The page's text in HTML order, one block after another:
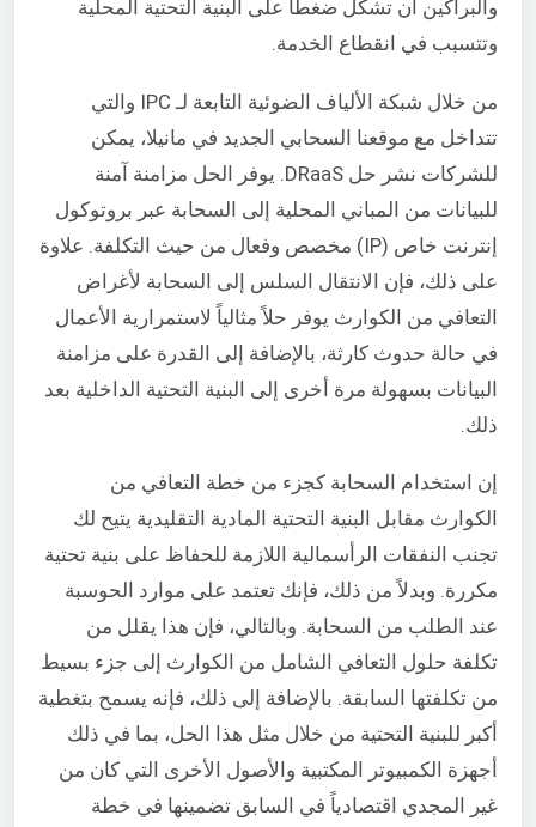
والبراكين أن تشكل ضغطاً على البنية التحتية المحلية
وتتسبب في انقطاع الخدمة.
من خلال شبكة الألياف الضوئية التابعة لـ IPC والتي
تتداخل مع موقعنا السحابي الجديد في مانيلا، يمكن
للشركات نشر حل DRaaS. يوفر الحل مزامنة آمنة
للبيانات من المباني المحلية إلى السحابة عبر بروتوكول
إنترنت خاص (IP) مخصص وفعال من حيث التكلفة. علاوة
على ذلك، فإن الانتقال السلس إلى السحابة لأغراض
التعافي من الكوارث يوفر حلاً مثالياً لاستمرارية الأعمال
في حالة حدوث كارثة، بالإضافة إلى القدرة على مزامنة
البيانات بسهولة مرة أخرى إلى البنية التحتية الداخلية بعد
ذلك.
إن استخدام السحابة كجزء من خطة التعافي من
الكوارث مقابل البنية التحتية المادية التقليدية يتيح لك
تجنب النفقات الرأسمالية اللازمة للحفاظ على بنية تحتية
مكررة. وبدلاً من ذلك، فإنك تعتمد على موارد الحوسبة
عند الطلب من السحابة. وبالتالي، فإن هذا يقلل من
تكلفة حلول التعافي الشامل من الكوارث إلى جزء بسيط
من تكلفتها السابقة. بالإضافة إلى ذلك، فإنه يسمح بتغطية
أكبر للبنية التحتية من خلال مثل هذا الحل، بما في ذلك
أجهزة الكمبيوتر المكتبية والأصول الأخرى التي كان من
غير المجدي اقتصادياً في السابق تضمينها في خطة